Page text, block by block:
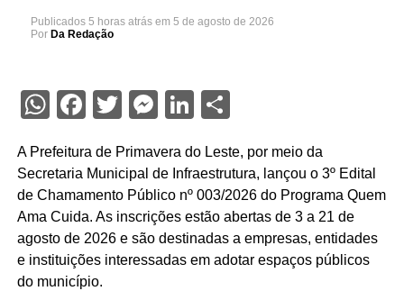
Publicados 5 horas atrás em 5 de agosto de 2026
Por Da Redação
WhatsApp
Facebook
TwitterMessenger
LinkedIn
A Prefeitura de Primavera do Leste, por meio da
Secretaria Municipal de Infraestrutura, lançou o 3º Edital
de Chamamento Público nº 003/2026 do Programa Quem
Ama Cuida. As inscrições estão abertas de 3 a 21 de
agosto de 2026 e são destinadas a empresas, entidades
e instituições interessadas em adotar espaços públicos
do município.